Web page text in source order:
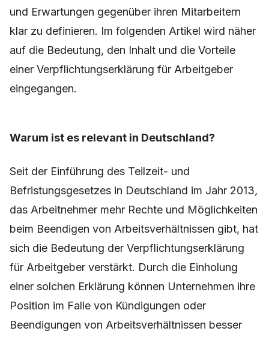
und Erwartungen gegenüber ihren Mitarbeitern
klar zu definieren. Im folgenden Artikel wird näher
auf die Bedeutung, den Inhalt und die Vorteile
einer Verpflichtungserklärung für Arbeitgeber
eingegangen.
Warum ist es relevant in Deutschland?
Seit der Einführung des Teilzeit- und
Befristungsgesetzes in Deutschland im Jahr 2013,
das Arbeitnehmer mehr Rechte und Möglichkeiten
beim Beendigen von Arbeitsverhältnissen gibt, hat
sich die Bedeutung der Verpflichtungserklärung
für Arbeitgeber verstärkt. Durch die Einholung
einer solchen Erklärung können Unternehmen ihre
Position im Falle von Kündigungen oder
Beendigungen von Arbeitsverhältnissen besser